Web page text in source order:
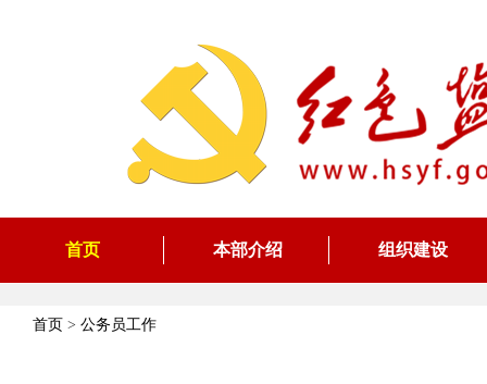
首页 本部介绍 组织建设
首页 > 公务员工作